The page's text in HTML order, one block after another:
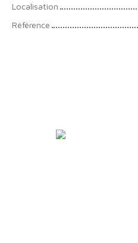
Localisation
Référence